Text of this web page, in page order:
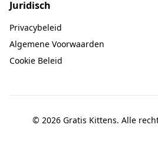
Juridisch
Privacybeleid
Algemene Voorwaarden
Cookie Beleid
© 2026 Gratis Kittens. Alle